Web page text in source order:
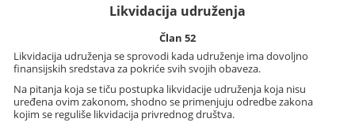
Likvidacija udruženja
Član 52
Likvidacija udruženja se sprovodi kada udruženje ima dovoljno
finansijskih sredstava za pokriće svih svojih obaveza.
Na pitanja koja se tiču postupka likvidacije udruženja koja nisu
uređena ovim zakonom, shodno se primenjuju odredbe zakona
kojim se reguliše likvidacija privrednog društva.